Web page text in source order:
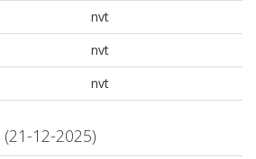
nvt
nvt
nvt
(21-12-2025)